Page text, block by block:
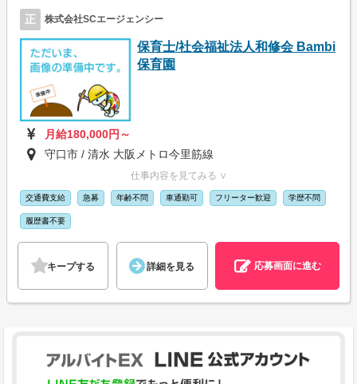
正 株式会社SCエージェンシー
保育士/社会福祉法人和修会 Bambi
保育園
月給180,000円～
守口市 / 清水 大阪メトロ今里筋線
仕事内容を見てみる ∨
交通費支給 急募 年齢不問 車通勤可 フリーター歓迎 学歴不問
履歴書不要
キープする 詳細を見る 応募画面に進む